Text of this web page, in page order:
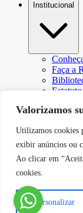
Valorizamos
Utilizamos cookies
exibir anúncios ou
Ao clicar em
cookies.
Personalizar
Institucional
Faça a
CPA –
Núcleo
Revistas
Blog